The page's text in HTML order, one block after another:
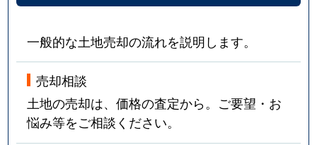
一般的な土地売却の流れを説明します。
売却相談
土地の売却は、価格の査定から。ご要望・お
悩み等をご相談ください。